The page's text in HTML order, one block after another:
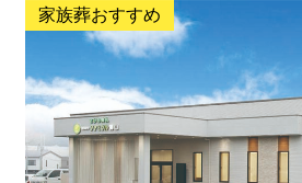
家族葬おすすめ